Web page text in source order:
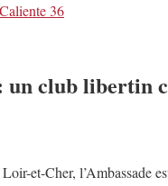
36
un club libertin
et-Cher, l’Ambassade